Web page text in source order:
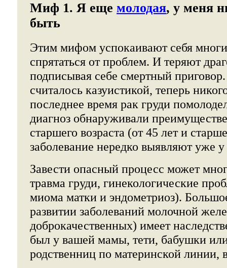
Миф 1. Я еще молодая, у меня
быть
Этим мифом успокаивают себя
спрятаться от проблем. И теряют
подписывая себе смертный
считалось казуистикой, теперь
последнее время рак груди
диагноз обнаруживали
старшего возраста (от 45 лет и
заболевание нередко выявляют уже
Завести опасный процесс может
травма груди, гинекологические
миома матки и эндометриоз).
развитии заболеваний молочной
доброкачественных) имеет
был у вашей мамы, тети, бабушки
родственниц по материнской линии,